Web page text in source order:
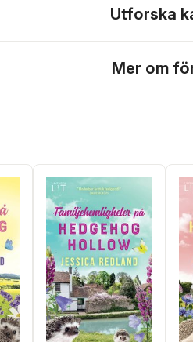
Utforska
Mer om